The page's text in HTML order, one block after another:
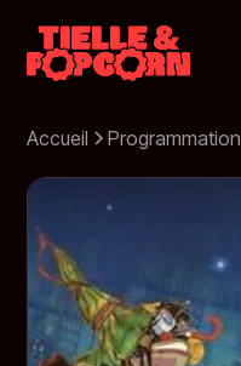
Accueil Programmation